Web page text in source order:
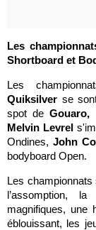
Les
Shortboard et
Les
Quiksilver se
spot deGouaro,
Melvin Levrel
Ondines, John
bodyboard Open.
Les
l’assomption,
magnifiques, une
éblouissant, les